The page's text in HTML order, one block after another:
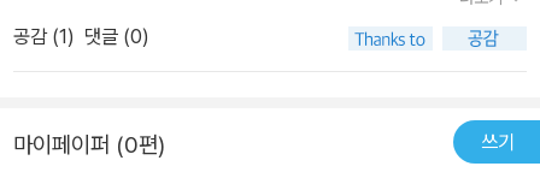
않으며, 충직한 신하가 되는 것 또한 매우 어려운 일이오. 나는 또 용
올리도록 하시오. 항상 이와 같이 한다면 내가 어찌 나라의 멸망을 걱
정하겠소._ p88/513- P88 군왕이 된 사람은 훌륭한 덕행을 추구하
과 아첨, 복지부동으로 일관하지 않고, 군주(한때는 주군의 정적)의
의도를 정확히 꿰뚫어 오히려 말마다 폐부와 정곡을 찌르는 충언, 냉
정한 국정 운영으로 응수했다는 점입니다. 때로는 일부러 비위를 긁
보가 아닌 그로서 매 순간 목숨을 거는 선택이었을 겁니다. 이세민의
정관정요는 그에 비해 약간 어려울 수 있고 흥미는 떨어지지만 조직
을 발전시키고자 하는 리더에게는 커다란 도움을 줄 것 같다.
접수된다는 사실은 친(親)권력적인 편향된 윤리기준이 이미 우리 속
관정요의 사실상의 주인공은 300번 넘게 간언하고 있는 위징이다.
보자. 이세민이 누구인가? 형과 아우를 계획적으로 살해하고 패권을
고 한문을 공부했던 기억이 있었기 때문에 인물들과 인물들의 문답이
낯이 익었다. 당 태종이라는 인물이 조선시대 태종과 권력을 잡는 방
식이 매우 비슷함을 알게 되었다. 아버지가 힘이 없을때 형제를 참살
이 궁궐로 입조할 때 살해한 잔혹한 성격과는 다르게 왕이 된 후에는
공감 (1) 댓글 (0)
마이페이퍼 (0편) 쓰기